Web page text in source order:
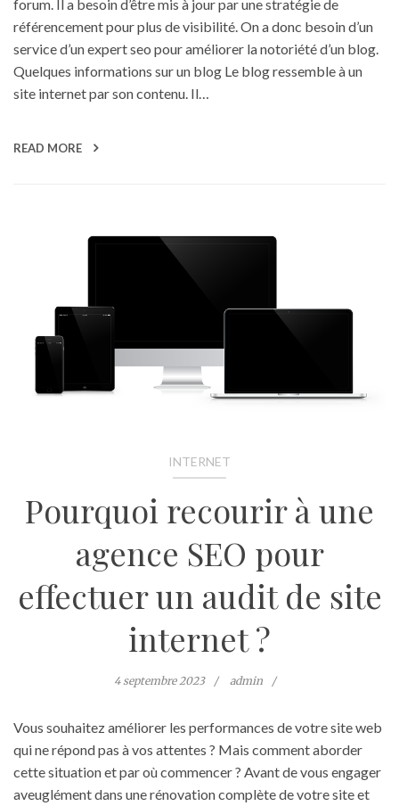
forum. Il a besoin d’être mis à jour par une stratégie de
référencement pour plus de visibilité. On a donc besoin d’un
service d’un expert seo pour améliorer la notoriété d’un blog.
Quelques informations sur un blog Le blog ressemble à un
site internet par son contenu. Il…
READ MORE
INTERNET
Pourquoi recourir à une
agence SEO pour
effectuer un audit de site
internet ?
4 septembre 2023 admin
Vous souhaitez améliorer les performances de votre site web
qui ne répond pas à vos attentes ? Mais comment aborder
cette situation et par où commencer ? Avant de vous engager
aveuglément dans une rénovation complète de votre site et